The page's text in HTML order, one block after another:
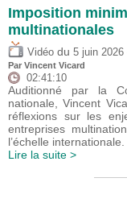
Imposition
multinationales
Vidéo du 5 juin 2026
Par Vincent Vicard
02:41:10
Auditionné par la
nationale, Vincent
réflexions sur les
entreprises
l’échelle internationale.
Lire la suite >